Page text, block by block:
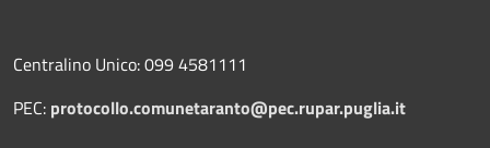
Centralino Unico: 099 4581111
PEC: protocollo.comunetaranto@pec.rupar.puglia.it